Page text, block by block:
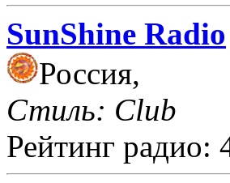
SunShine Radio
Россия,
Стиль: Club
Рейтинг радио: